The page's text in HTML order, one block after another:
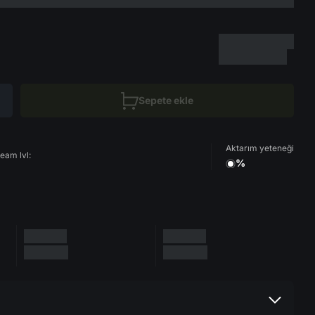
Sepete ekle
lvl:
Aktarım yeteneği
%